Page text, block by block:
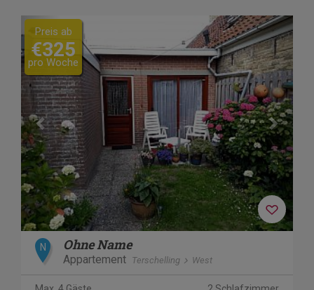
Previous Next
Preis ab
€325
pro Woche
N Ohne Name
Appartement Terschelling West